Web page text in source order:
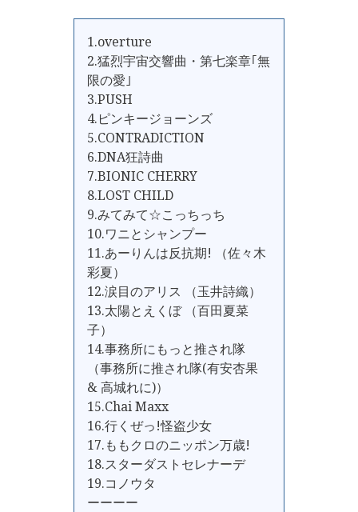
1.overture
2.猛烈宇宙交響曲・第七楽章｢無
限の愛｣
3.PUSH
4.ピンキージョーンズ
5.CONTRADICTION
6.DNA狂詩曲
7.BIONIC CHERRY
8.LOST CHILD
9.みてみて☆こっちっち
10.ワニとシャンプー
11.あーりんは反抗期! （佐々木
彩夏）
12.涙目のアリス （玉井詩織）
13.太陽とえくぼ （百田夏菜
子）
14.事務所にもっと推され隊
（事務所に推され隊(有安杏果
& 高城れに)）
15.Chai Maxx
16.行くぜっ!怪盗少女
17.ももクロのニッポン万歳!
18.スターダストセレナーデ
19.コノウタ
ーーーー